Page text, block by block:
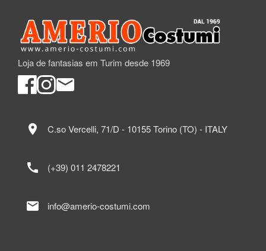
Loja de fantasias em Turim desde 1969
location_on C.so Vercelli, 71/D - 10155 Torino (TO) - ITALY
call (+39) 011 2478221
mail info@amerio-costumi.com